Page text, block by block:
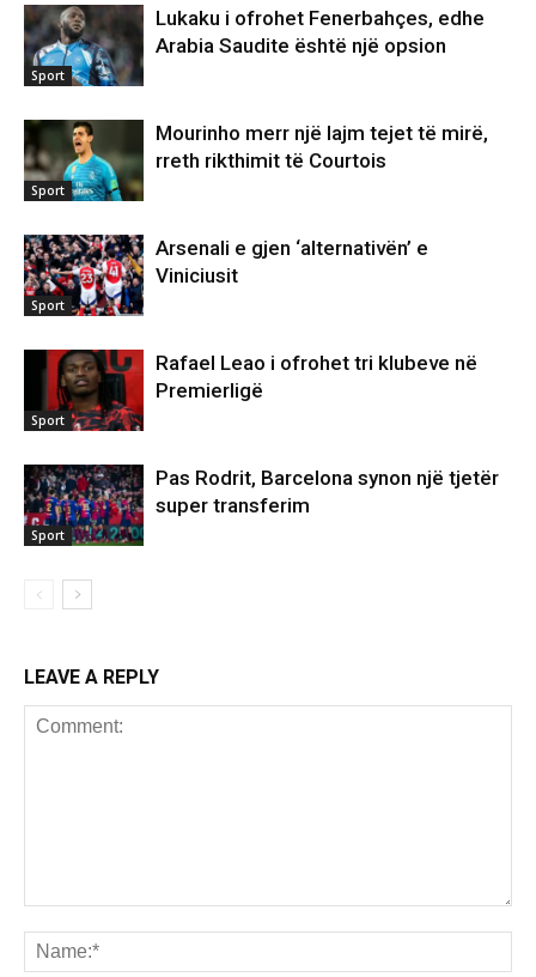
Sport
Lukaku i ofrohet Fenerbahçes, edhe
Arabia Saudite është një opsion
Sport
Mourinho merr një lajm tejet të mirë,
rreth rikthimit të Courtois
Sport
Arsenali e gjen ‘alternativën’ e
Viniciusit
Sport
Rafael Leao i ofrohet tri klubeve në
Premierligë
Sport
Pas Rodrit, Barcelona synon një tjetër
super transferim
LEAVE A REPLY